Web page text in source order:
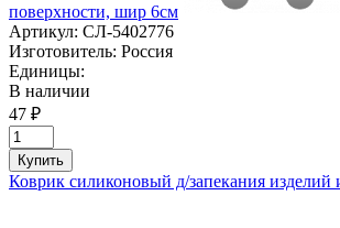
поверхности, шир 6см
Артикул: СЛ-5402776
Изготовитель: Россия
Единицы:
В наличии
47 ₽
Купить
Коврик силиконовый д/запекания изделий